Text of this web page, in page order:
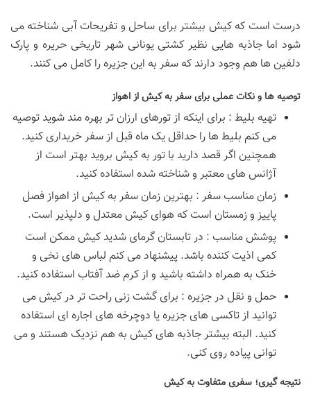
درست است که کیش بیشتر برای ساحل و تفریحات آبی شناخته می
شود اما جاذبه هایی نظیر کشتی یونانی شهر تاریخی حریره و پارک
دلفین ها هم وجود دارند که سفر به این جزیره را کامل می کنند.
توصیه ها و نکات عملی برای سفر به کیش از اهواز
تهیه بلیط : برای اینکه از تورهای ارزان تر بهره مند شوید توصیه
می کنم بلیط ها را حداقل یک ماه قبل از سفر خریداری کنید.
همچنین اگر قصد دارید با تور به کیش بروید بهتر است از
آژانس های معتبر و شناخته شده استفاده کنید.
زمان مناسب سفر : بهترین زمان سفر به کیش از اهواز فصل
پاییز و زمستان است که هوای کیش معتدل و دلپذیر است.
پوشش مناسب : در تابستان گرمای شدید کیش ممکن است
کمی اذیت کننده باشد. پیشنهاد می کنم لباس های نخی و
خنک به همراه داشته باشید و از کرم ضد آفتاب استفاده کنید.
حمل و نقل در جزیره : برای گشت زنی راحت تر در کیش می
توانید از تاکسی های جزیره یا دوچرخه های اجاره ای استفاده
کنید. البته بیشتر جاذبه های کیش به هم نزدیک هستند و می
توانی پیاده روی کنی.
نتیجه گیری؛ سفری متفاوت به کیش